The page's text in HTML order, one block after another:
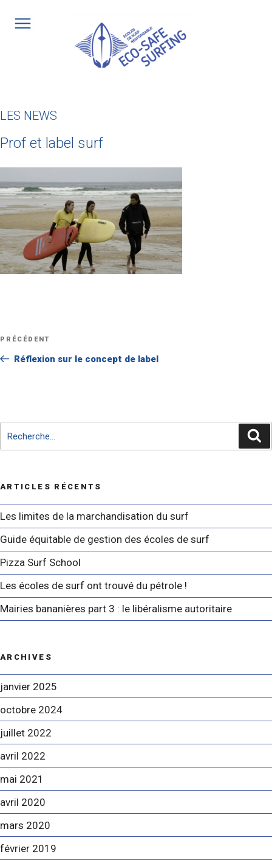
LES NEWS
Prof et label surf
l’article
Article
PRÉCÉDENT
Réflexion sur le concept de label
pour
:
ARTICLES RÉCENTS
Les limites de la marchandisation du surf
Guide équitable de gestion des écoles de surf
Pizza Surf School
Les écoles de surf ont trouvé du pétrole !
Mairies bananières part 3 : le libéralisme autoritaire
ARCHIVES
janvier 2025
octobre 2024
juillet 2022
avril 2022
mai 2021
avril 2020
mars 2020
février 2019